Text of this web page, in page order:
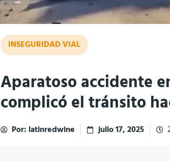
INSEGURIDAD VIAL
Aparatoso accidente
complicó el tránsito
Por: latinredwine julio 17, 2025